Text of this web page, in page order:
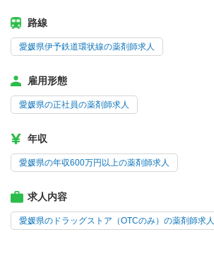
路線
愛媛県伊予鉄道環状線の薬剤師求人
雇用形態
愛媛県の正社員の薬剤師求人
年収
愛媛県の年収600万円以上の薬剤師求人
求人内容
愛媛県のドラッグストア（OTCのみ）の薬剤師求人